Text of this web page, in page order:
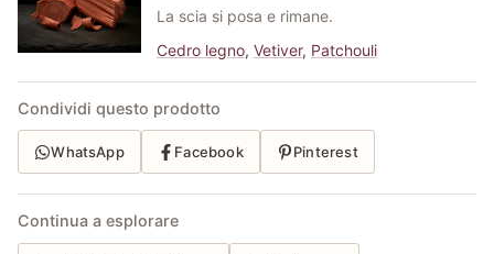
La scia si posa e rimane.
Cedro legno, Vetiver, Patchouli
Condividi questo prodotto
WhatsApp Facebook Pinterest
Continua a esplorare